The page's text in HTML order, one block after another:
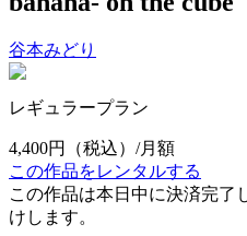
谷本みどり
レギュラープラン
4,400円
（税込）/月額
この作品をレンタルする
この作品は本日中に決済完了
けします。